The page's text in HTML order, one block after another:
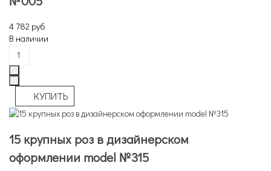
4 782 руб
В наличии
15 крупных роз в дизайнерском
оформлении model №315